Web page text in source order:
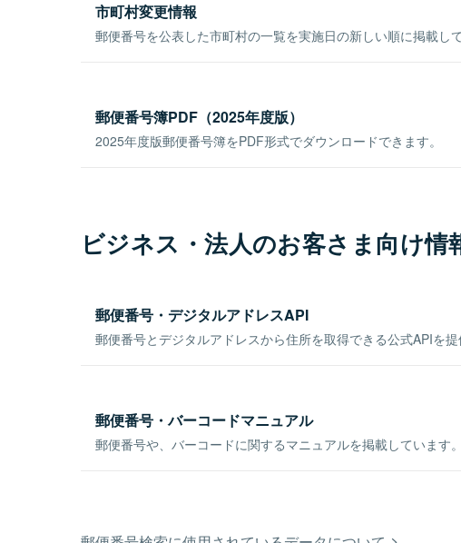
市町村変更情報
郵便番号を公表した市町村の一覧を実施日の新しい順に掲載して
郵便番号簿PDF（2025年度版）
2025年度版郵便番号簿をPDF形式でダウンロードできます。
ビジネス・法人のお客さま向け情
郵便番号・デジタルアドレスAPI
郵便番号とデジタルアドレスから住所を取得できる公式APIを提
郵便番号・バーコードマニュアル
郵便番号や、バーコードに関するマニュアルを掲載しています。